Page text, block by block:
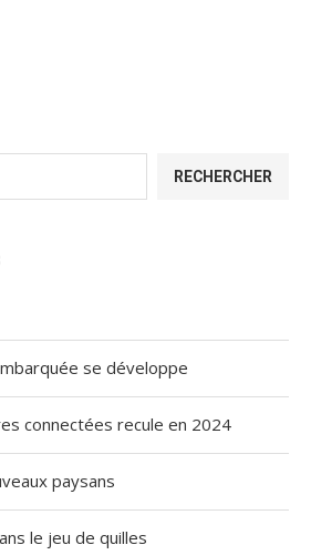
RECHERCHER
se développe
connectées recule en 2024
paysans
le jeu de quilles